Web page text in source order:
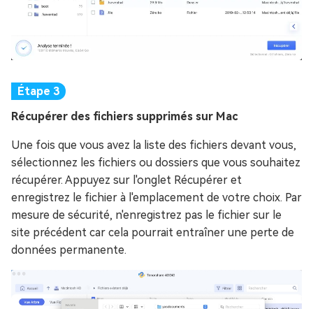
Récupérer des fichiers supprimés sur Mac
Une fois que vous avez la liste des fichiers devant vous,
sélectionnez les fichiers ou dossiers que vous souhaitez
récupérer. Appuyez sur l'onglet Récupérer et
enregistrez le fichier à l'emplacement de votre choix. Par
mesure de sécurité, n'enregistrez pas le fichier sur le
site précédent car cela pourrait entraîner une perte de
données permanente.